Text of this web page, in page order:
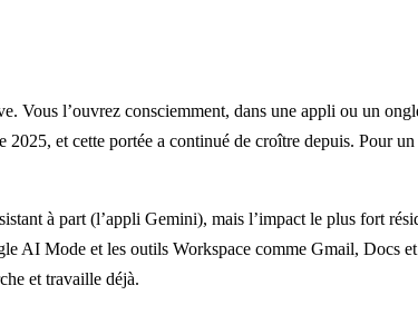
Vous l’ouvrez consciemment, dans une appli ou un
et cette portée a continué de croître depuis. Pour
à part (l’appli Gemini), mais l’impact le plus fort
AI Mode et les outils Workspace comme Gmail, Docs
et travaille déjà.